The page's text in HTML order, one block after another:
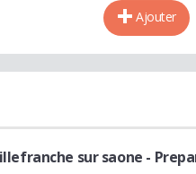
Ajouter
sur saone -